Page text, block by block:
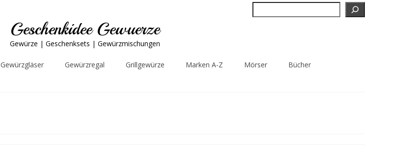
Geschenkidee Gewuerze
Gewürze | Geschenksets | Gewürzmischungen
Gewürzgläser Gewürzregal Grillgewürze Marken A-Z Mörser Bücher